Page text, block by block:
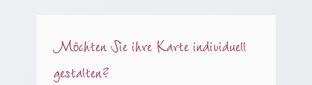
Patenamt
Konfirmation
Möchten Sie ihre Karte individuell
gestalten?